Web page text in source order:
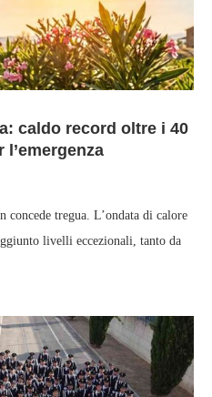
caldo record oltre i 40
concede tregua. L’ondata di calore
livelli eccezionali, tanto da